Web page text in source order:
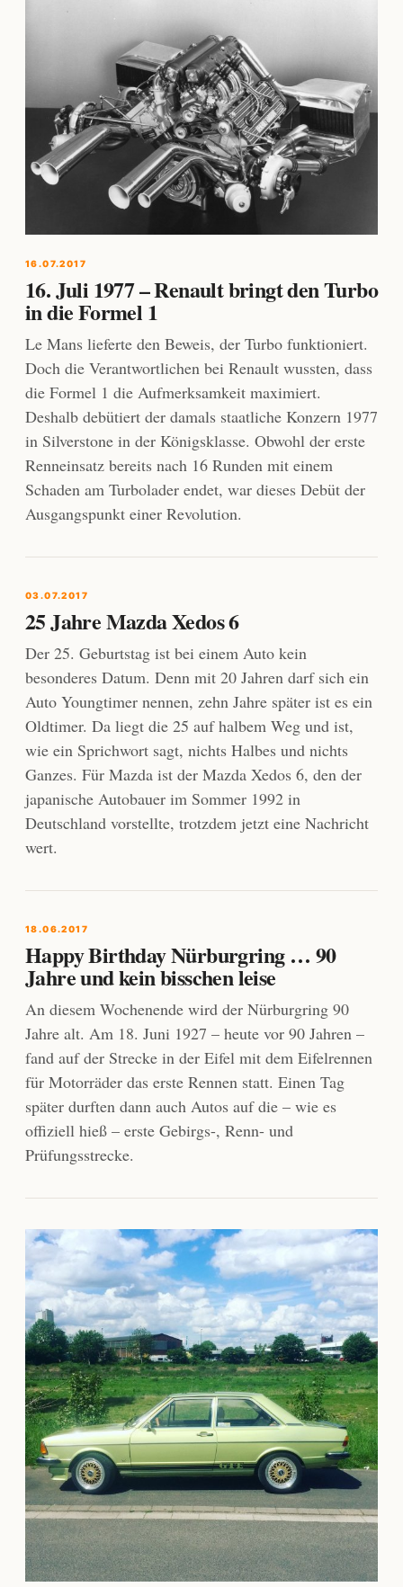
16.07.2017
16. Juli 1977 – Renault bringt den Turbo
in die Formel 1
Le Mans lieferte den Beweis, der Turbo funktioniert.
Doch die Verantwortlichen bei Renault wussten, dass
die Formel 1 die Aufmerksamkeit maximiert.
Deshalb debütiert der damals staatliche Konzern 1977
in Silverstone in der Königsklasse. Obwohl der erste
Renneinsatz bereits nach 16 Runden mit einem
Schaden am Turbolader endet, war dieses Debüt der
Ausgangspunkt einer Revolution.
03.07.2017
25 Jahre Mazda Xedos 6
Der 25. Geburtstag ist bei einem Auto kein
besonderes Datum. Denn mit 20 Jahren darf sich ein
Auto Youngtimer nennen, zehn Jahre später ist es ein
Oldtimer. Da liegt die 25 auf halbem Weg und ist,
wie ein Sprichwort sagt, nichts Halbes und nichts
Ganzes. Für Mazda ist der Mazda Xedos 6, den der
japanische Autobauer im Sommer 1992 in
Deutschland vorstellte, trotzdem jetzt eine Nachricht
wert.
18.06.2017
Happy Birthday Nürburgring … 90
Jahre und kein bisschen leise
An diesem Wochenende wird der Nürburgring 90
Jahre alt. Am 18. Juni 1927 – heute vor 90 Jahren –
fand auf der Strecke in der Eifel mit dem Eifelrennen
für Motorräder das erste Rennen statt. Einen Tag
später durften dann auch Autos auf die – wie es
offiziell hieß – erste Gebirgs-, Renn- und
Prüfungsstrecke.